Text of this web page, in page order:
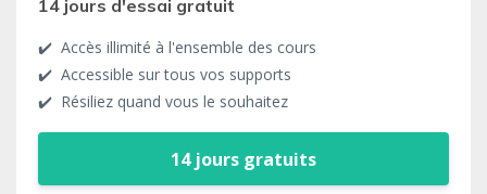
14 jours d'essai gratuit
✔️ Accès illimité à l'ensemble des cours
✔️ Accessible sur tous vos supports
✔️ Résiliez quand vous le souhaitez
14 jours gratuits